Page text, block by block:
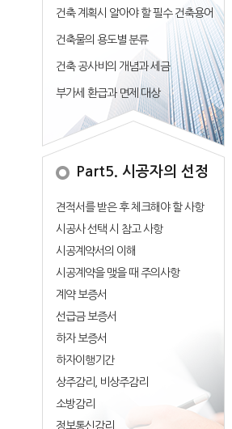
건축 계획시 알아야 할 필수 건축용어
건축물의 용도별 분류
건축 공사비의 개념과 세금
부가세 환급과 면제 대상
Part5. 시공자의 선정
견적서를 받은 후 체크해야 할 사항
시공사 선택 시 참고 사항
시공계약서의 이해
시공계약을 맺을 때 주의사항
계약 보증서
선급금 보증서
하자 보증서
하자이행기간
상주감리, 비상주감리
소방감리
정보통신감리